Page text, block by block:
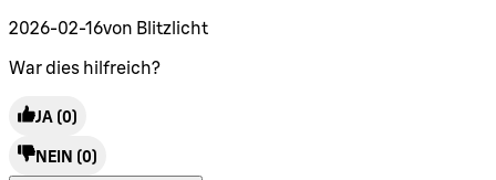
2026-02-16von Blitzlicht
War dies hilfreich?
JA (0)
NEIN (0)